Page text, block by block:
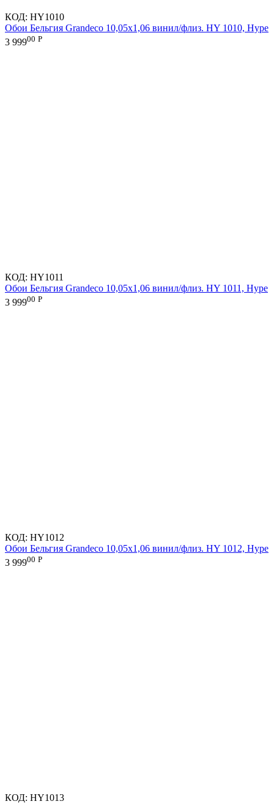
КОД: HY1010
Обои Бельгия Grandeco 10,05х1,06 винил/флиз. HY 1010, Hype
3 99900 Р
КОД: HY1011
Обои Бельгия Grandeco 10,05х1,06 винил/флиз. HY 1011, Hype
3 99900 Р
КОД: HY1012
Обои Бельгия Grandeco 10,05х1,06 винил/флиз. HY 1012, Hype
3 99900 Р
КОД: HY1013